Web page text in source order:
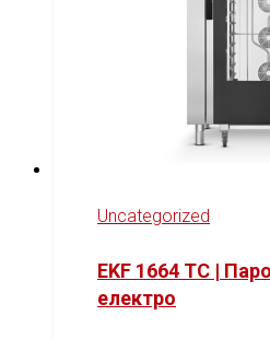
Uncategorized
EKF 1664 TC |
електро